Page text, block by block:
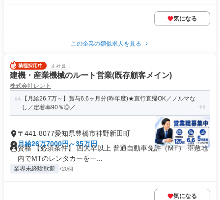
気になる
この企業の類似求人を見る
正社員
建機・産業機械のルート営業(既存顧客メイン)
株式会社レント
【月給26.7万～】賞与6.6ヶ月分(昨年度)★直行直帰OK／ノルマな
し／定着率90％◎／...
〒441-8077愛知県豊橋市神野新田町
月給26万7000円～35万円
資格 【必須条件】 四大卒以上 普通自動車免許（MT） ※敷地
内でMTのレンタカーを一...
業界未経験歓迎 +20個
気になる